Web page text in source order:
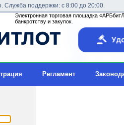
Служба поддержки: с 8:00 до 20:00.
Электронная торговая площадка
банкротству и закупок.
Регламент